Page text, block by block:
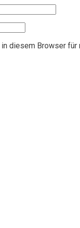
diesem Browser